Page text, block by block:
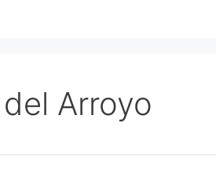
Arroyo